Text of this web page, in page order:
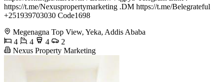
https://t.me/Nexuspropertymarketing .DM https://t.me/Belegrateful
+251939703030 Code1698
Megenagna Top View, Yeka, Addis Ababa
4
4 4
2
Nexus Property Marketing